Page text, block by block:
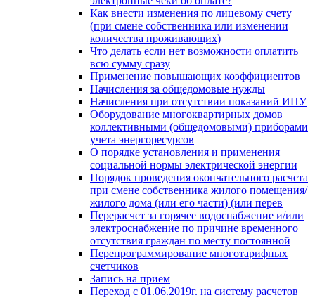
Как внести изменения по лицевому счету
(при смене собственника или изменении
количества проживающих)
Что делать если нет возможности оплатить
всю сумму сразу
Применение повышающих коэффициентов
Начисления за общедомовые нужды
Начисления при отсутствии показаний ИПУ
Оборудование многоквартирных домов
коллективными (общедомовыми) приборами
учета энергоресурсов
О порядке установления и применения
социальной нормы электрической энергии
Порядок проведения окончательного расчета
при смене собственника жилого помещения/
жилого дома (или его части) (или перев
Перерасчет за горячее водоснабжение и/или
электроснабжение по причине временного
отсутствия граждан по месту постоянной
Перепрограммирование многотарифных
счетчиков
Запись на прием
Переход с 01.06.2019г. на систему расчетов